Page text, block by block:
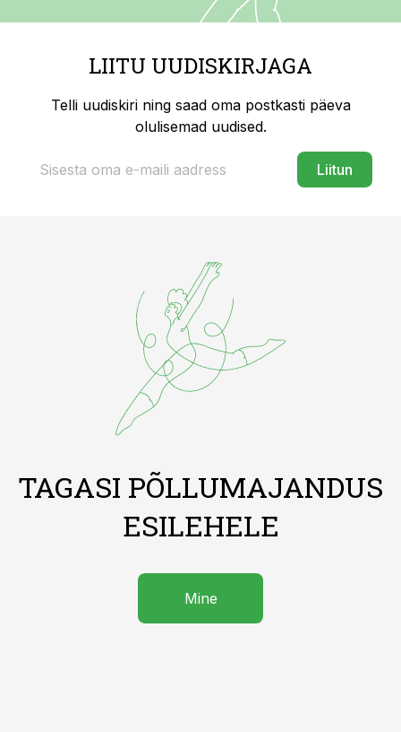
LIITU UUDISKIRJAGA
Telli uudiskiri ning saad oma postkasti päeva
olulisemad uudised.
Liitun
TAGASI PÕLLUMAJANDUS
ESILEHELE
Mine